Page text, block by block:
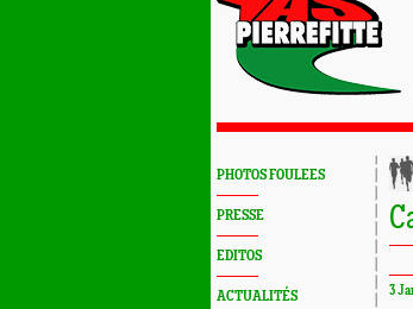
PHOTOS FOULEES
PRESSE
EDITOS
ACTUALITÉS 3